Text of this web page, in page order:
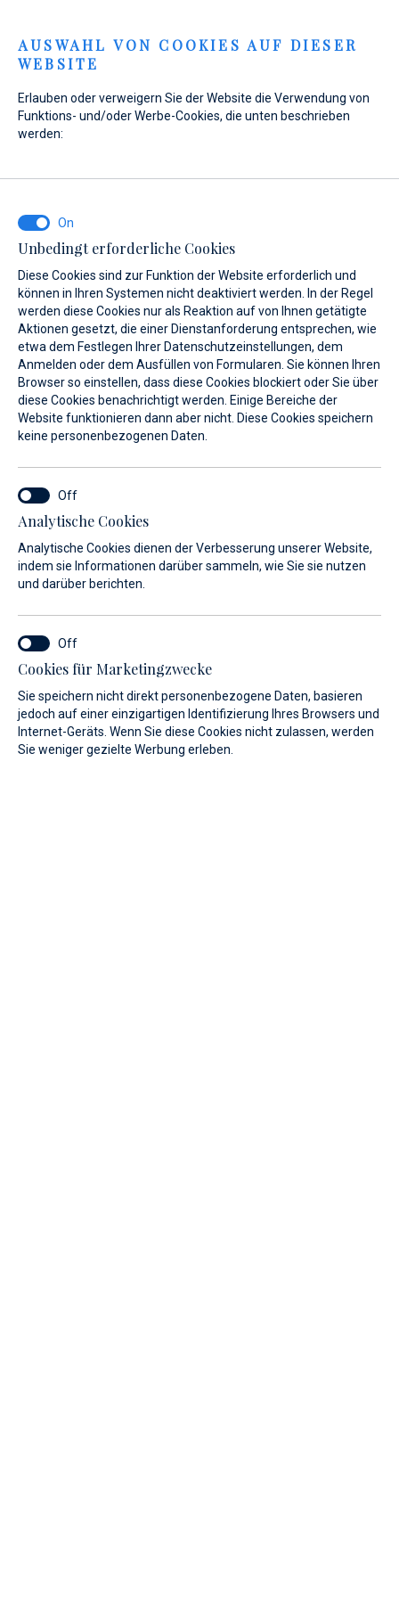
Meer erleben und
Träume beleben
Finden Sie Ihr Traumboot
Mit der Hilfe eines sachkundigen und hilfsbereiten
Beraters. Wir sind ein kroatisch-deutsches Unternehmen,
das eine Leidenschaft für das Segeln hegt und bereits seit
25 Jahren erfolgreich im Boot- und Yachthandel tätig ist.
Sehen Sie sich unsere breite Auswahl an Neu- und
Gebrauchtbooten zuverlässiger Marken an. Unter der
Führung engagierter Berater helfen wir Ihnen bei der
Entscheidung, die Ihren Wünschen perfekt entspricht.
Mehr erfahren
AUSWAHL VON COOKIES AUF DIESER
WEBSITE
Erlauben oder verweigern Sie der Website die Verwendung von
Funktions- und/oder Werbe-Cookies, die unten beschrieben
werden:
Unbedingt erforderliche Cookies
Diese Cookies sind zur Funktion der Website erforderlich und
können in Ihren Systemen nicht deaktiviert werden. In der Regel
werden diese Cookies nur als Reaktion auf von Ihnen getätigte
Aktionen gesetzt, die einer Dienstanforderung entsprechen, wie
etwa dem Festlegen Ihrer Datenschutzeinstellungen, dem
Anmelden oder dem Ausfüllen von Formularen. Sie können Ihren
Browser so einstellen, dass diese Cookies blockiert oder Sie über
diese Cookies benachrichtigt werden. Einige Bereiche der
Website funktionieren dann aber nicht. Diese Cookies speichern
keine personenbezogenen Daten.
Analytische Cookies
Analytische Cookies dienen der Verbesserung unserer Website,
indem sie Informationen darüber sammeln, wie Sie sie nutzen
und darüber berichten.
Cookies für Marketingzwecke
Sie speichern nicht direkt personenbezogene Daten, basieren
jedoch auf einer einzigartigen Identifizierung Ihres Browsers und
Internet-Geräts. Wenn Sie diese Cookies nicht zulassen, werden
Sie weniger gezielte Werbung erleben.